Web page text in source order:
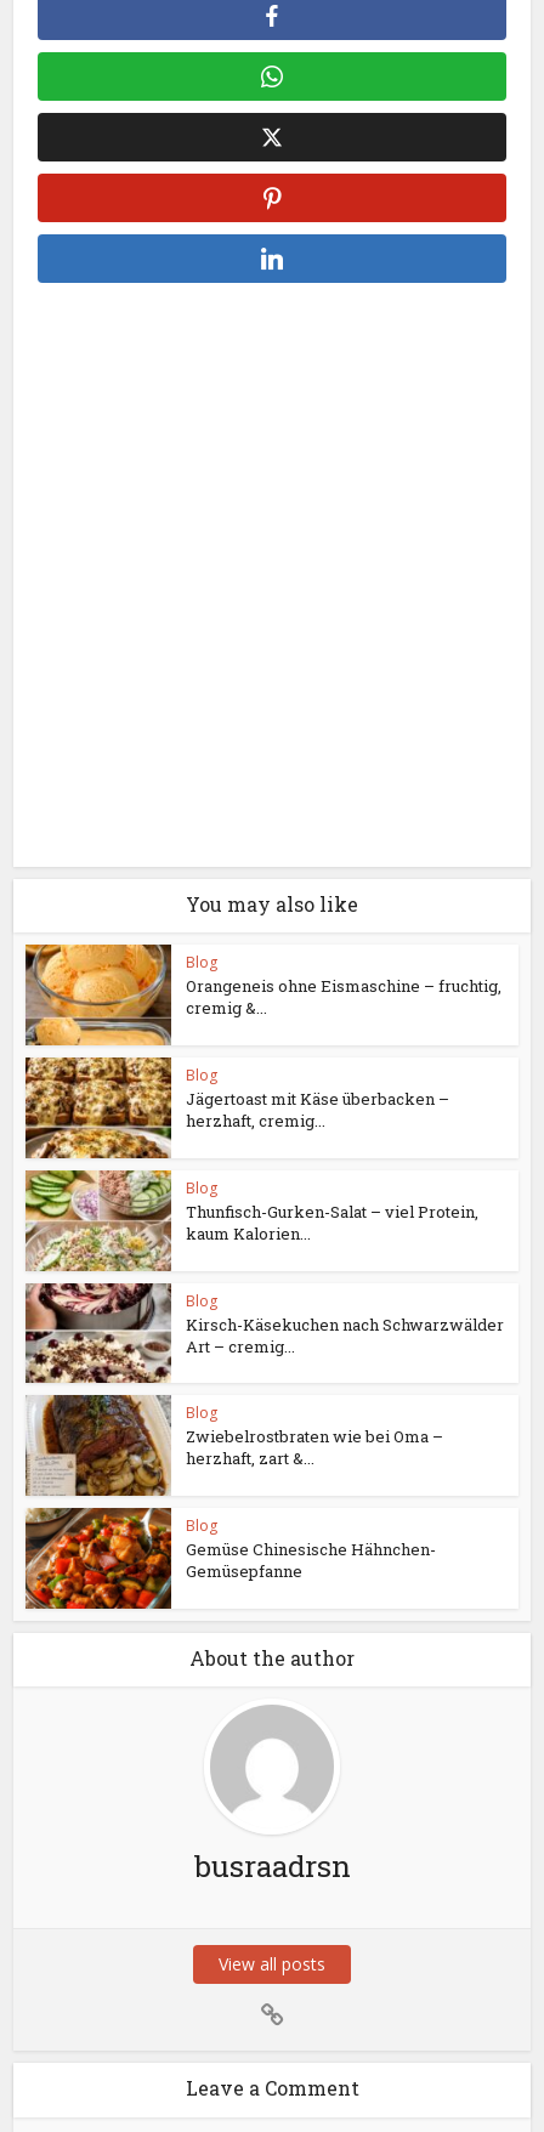
You may also like
Blog
Orangeneis ohne Eismaschine – fruchtig,
cremig &...
Blog
Jägertoast mit Käse überbacken –
herzhaft, cremig...
Blog
Thunfisch-Gurken-Salat – viel Protein,
kaum Kalorien...
Blog
Kirsch-Käsekuchen nach Schwarzwälder
Art – cremig...
Blog
Zwiebelrostbraten wie bei Oma –
herzhaft, zart &...
Blog
Gemüse Chinesische Hähnchen-
Gemüsepfanne
About the author
busraadrsn
View all posts
Leave a Comment